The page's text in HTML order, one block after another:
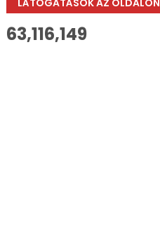
LÁTOGATÁSOK AZ OLDALON
63,116,149